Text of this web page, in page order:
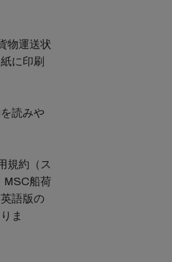
物運送状
に印刷
読みや
規約（ス
MSC船荷
語版の
ま